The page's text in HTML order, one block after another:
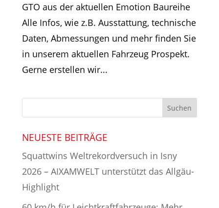
GTO aus der aktuellen Emotion Baureihe
Alle Infos, wie z.B. Ausstattung, technische
Daten, Abmessungen und mehr finden Sie
in unserem aktuellen Fahrzeug Prospekt.
Gerne erstellen wir...
NEUESTE BEITRÄGE
Squattwins Weltrekordversuch in Isny
2026 – AIXAMWELT unterstützt das Allgäu-
Highlight